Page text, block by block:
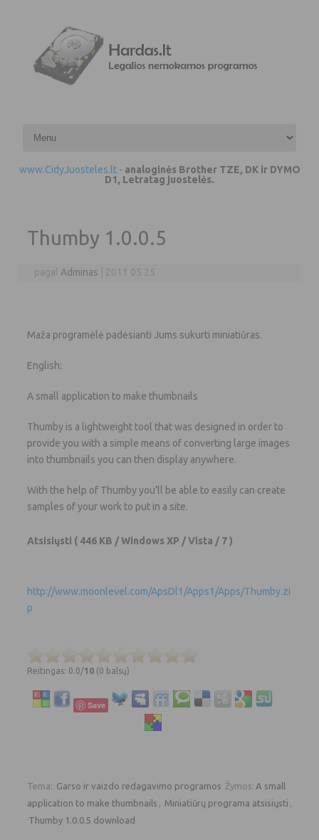
www.CidyJuosteles.lt- analoginės Brother TZE, DK ir DYMO
D1, Letratag juostelės.
Thumby 1.0.0.5
pagal Adminas 2011 05 25
Maža programėlė padėsianti Jums sukurti miniatiūras.
English:
A small application to make thumbnails
Thumby is a lightweight tool that was designed in order to
provide you with a simple means of converting large images
into thumbnails you can then display anywhere.
With the help of Thumby you’ll be able to easily can create
samples of your work to put in a site.
Atsisiųsti ( 446 KB / Windows XP / Vista / 7 )
http://www.moonlevel.com/ApsDl1/Apps1/Apps/Thumby.zi
p
Reitingas: 0.0/10 (0 balsų)
Save
Tema: Garso ir vaizdo redagavimo programos Žymos: A small
application to make thumbnails
Miniatiūrų programa atsisiųsti
Thumby 1.0.0.5 download